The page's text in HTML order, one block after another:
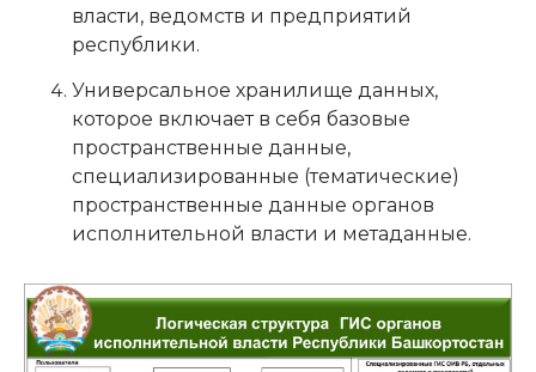
власти, ведомств и предприятий
республики.
Универсальное хранилище данных,
которое включает в себя базовые
пространственные данные,
специализированные (тематические)
пространственные данные органов
исполнительной власти и метаданные.